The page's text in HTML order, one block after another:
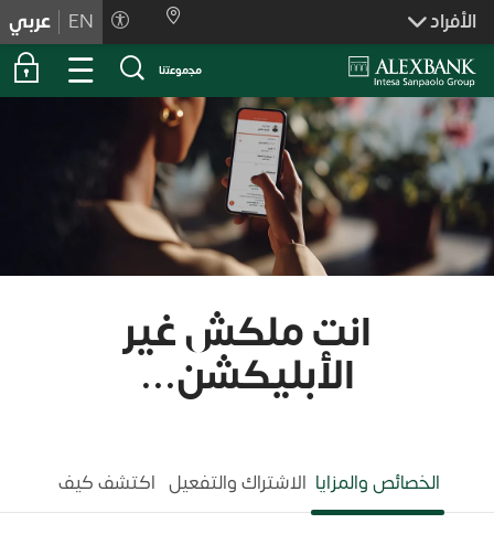
Skiplinks
الأفراد EN عربي
ﻣﺟﻣوﻋﺗﻧﺎ
انت ملكش غير
الأبليكشن...
الخصائص والمزايا الاشتراك والتفعيل اكتشف كيف